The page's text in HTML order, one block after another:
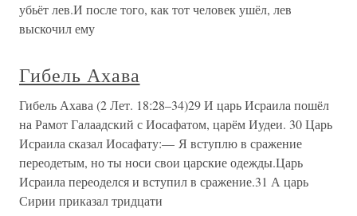
убьёт лев.И после того, как тот человек ушёл, лев
выскочил ему
Гибель Ахава
Гибель Ахава (2 Лет. 18:28–34)29 И царь Исраила пошёл
на Рамот Галаадский с Иосафатом, царём Иудеи. 30 Царь
Исраила сказал Иосафату:— Я вступлю в сражение
переодетым, но ты носи свои царские одежды.Царь
Исраила переоделся и вступил в сражение.31 А царь
Сирии приказал тридцати